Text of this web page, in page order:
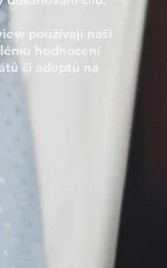
používají naši
hodnocení
či adeptů na